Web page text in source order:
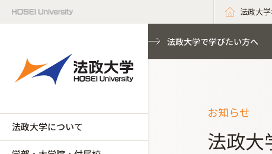
法政大
法政大学について
法政大学で学びたい方へ
お知らせ
法政大